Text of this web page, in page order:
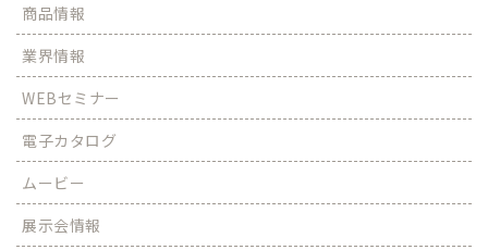
商品情報
業界情報
WEBセミナー
電子カタログ
ムービー
展示会情報